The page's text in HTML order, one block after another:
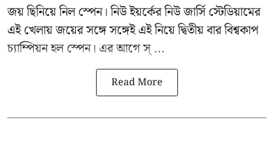
জয় ছিনিয়ে নিল স্পেন। নিউ ইয়র্কের নিউ জার্সি স্টেডিয়ামের
এই খেলায় জয়ের সঙ্গে সঙ্গেই এই নিয়ে দ্বিতীয় বার বিশ্বকাপ
চ্যাম্পিয়ন হল স্পেন। এর আগে স্ ...
Read More